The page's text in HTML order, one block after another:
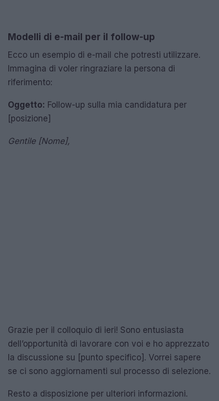
Modelli di e-mail per il follow-up
Ecco un esempio di e-mail che potresti utilizzare.
Immagina di voler ringraziare la persona di
riferimento:
Oggetto: Follow-up sulla mia candidatura per
[posizione]
Gentile [Nome],
Grazie per il colloquio di ieri! Sono entusiasta
dell’opportunità di lavorare con voi e ho apprezzato
la discussione su [punto specifico]. Vorrei sapere
se ci sono aggiornamenti sul processo di selezione.
Resto a disposizione per ulteriori informazioni.